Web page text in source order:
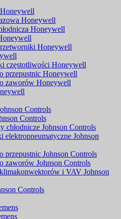
Honeywell
Honeywell
Honeywell
częstotliwości Honeywell
przepustnic Honeywell
zaworów Honeywell
Controls
Controls
chłodnicze Johnson Controls
elektropneumatyczne Johnson
przepustnic Johnson Controls
zaworów Johnson Controls
i VAV Johnson
Controls